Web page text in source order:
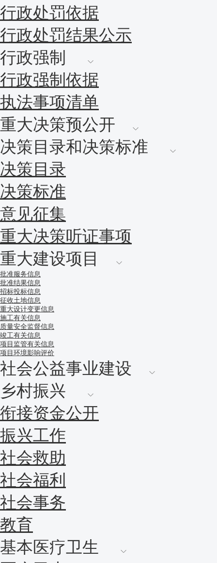
行政处罚依据
行政处罚结果公示
行政强制
行政强制依据
执法事项清单
重大决策预公开
决策目录和决策标准
决策目录
决策标准
意见征集
重大决策听证事项
重大建设项目
批准服务信息
批准结果信息
招标投标信息
征收土地信息
重大设计变更信息
施工有关信息
质量安全监督信息
竣工有关信息
项目监管有关信息
项目环境影响评价
社会公益事业建设
乡村振兴
衔接资金公开
振兴工作
社会救助
社会福利
社会事务
教育
基本医疗卫生